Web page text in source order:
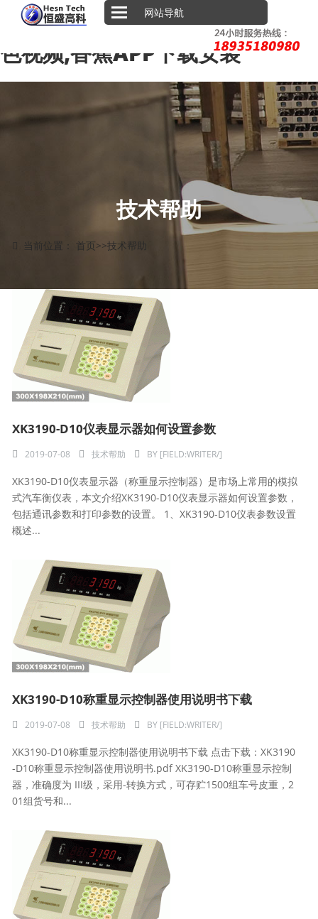
香蕉视频WWW在线观看,香蕉福
利久久福利久久香蕉,香蕉免费黄
色视频,香蕉APP下载安装
网站导航
技术帮助
当前位置： 首页>>技术帮助
XK3190-D10仪表显示器如何设置参数
2019-07-08 技术帮助 BY [FIELD:WRITER/]
XK3190-D10仪表显示器（称重显示控制器）是市场上常用的模拟
式汽车衡仪表，本文介绍XK3190-D10仪表显示器如何设置参数，
包括通讯参数和打印参数的设置。 1、XK3190-D10仪表参数设置
概述...
XK3190-D10称重显示控制器使用说明书下载
2019-07-08 技术帮助 BY [FIELD:WRITER/]
XK3190-D10称重显示控制器使用说明书下载 点击下载：XK3190
-D10称重显示控制器使用说明书.pdf XK3190-D10称重显示控制
器，准确度为 III级，采用-转换方式，可存贮1500组车号皮重，2
01组货号和...